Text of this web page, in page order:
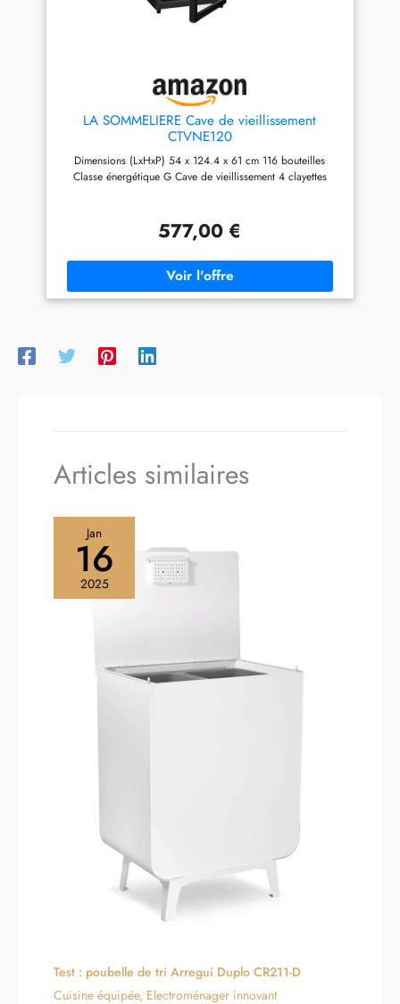
roulettes arrière pour une
installation simple et un
positionnement stable.
LA SOMMELIERE Cave de vieillissement
CTVNE120
Dimensions (LxHxP) 54 x 124.4 x 61 cm 116 bouteilles
Classe énergétique G Cave de vieillissement 4 clayettes
577,00 €
Articles similaires
Jan
16
2025
Test : poubelle de tri Arregui Duplo CR211-D
Cuisine équipée, Electroménager innovant